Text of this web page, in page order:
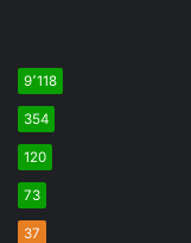
9٬118
354
120
73
37